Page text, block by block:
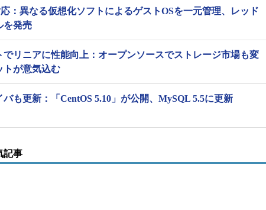
のパッケージと実行のためのオープンソース技術
ーションイメージを作成できる機能、NVM
のサポートなどが加わったほか、単一のiSCSIターゲットに
ット番号（LUN）の設定を可能とした。
：異なる仮想化ソフトによるゲストOSを一元管理、レッド
を発売
でリニアに性能向上：オープンソースでストレージ市場も変
トが意気込む
バも更新：「CentOS 5.10」が公開、MySQL 5.5に更新
記事